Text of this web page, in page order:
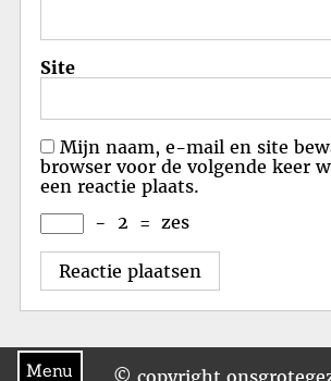
Menu
Site
Mijn naam, e-mail en site
browser voor de volgende keer
een reactie plaats.
−
2 = zes
© copyright